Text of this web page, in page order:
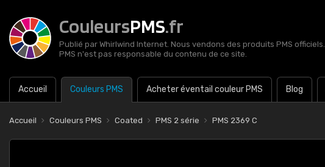
CouleursPMS.fr
Publié par Whirlwind Internet. Nous vendons des produits PMS officiels.
PMS n'est pas responsable du contenu de ce site.
Accueil Couleurs PMS Acheter éventail couleur PMS Blog
Accueil Couleurs PMS Coated PMS 2 série PMS 2369 C